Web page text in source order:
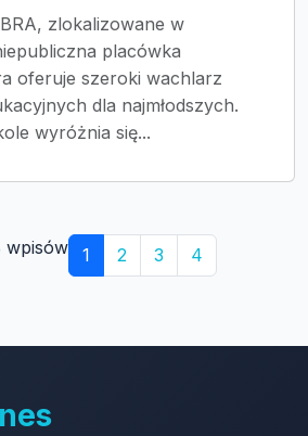
zlokalizowane w
placówka
oferuje szeroki wachlarz
dla najmłodszych.
wyróżnia się...
wpisów 1 2 3 4